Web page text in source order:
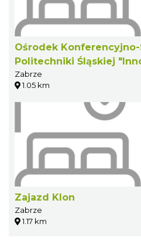
Ośrodek
Zabrze
1.05 km
Zajazd Klon
Zabrze
1.17 km